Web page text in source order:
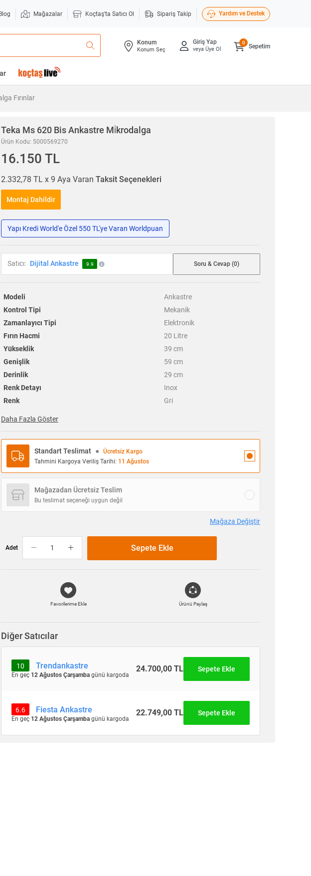
Mağazalar Koçtaş'ta Satıcı Ol Sipariş Takip Yardım ve Destek
Konum
Konum Seç
Giriş Yap
veya Üye Ol Sepetim
0
Fırınlar
Teka Ms 620 Bis Ankastre Mi̇krodalga
Ürün Kodu: 5000569270
16.150 TL
2.332,78 TL x 9 Aya Varan Taksit Seçenekleri
Montaj Dahildir
Yapı Kredi World'e Özel 550 TL'ye Varan Worldpuan
Satıcı: Dijital Ankastre 9.9 Soru & Cevap (0)
Modeli
Ankastre
Kontrol Tipi
Mekanik
Zamanlayıcı Tipi
Elektronik
Fırın Hacmi
20 Litre
Yükseklik
39 cm
Genişlik
59 cm
Derinlik
29 cm
Renk Detayı
Inox
Renk
Gri
Daha Fazla Göster
Standart Teslimat ●
Ücretsiz Kargo
Tahmini Kargoya Veriliş Tarihi: 11 Ağustos
Mağazadan Ücretsiz Teslim
Bu teslimat seçeneği uygun değil
Mağaza Değiştir
Adet Sepete Ekle
Favorilerime Ekle Ürünü Paylaş
Diğer Satıcılar
10 Trendankastre
En geç 12 Ağustos Çarşamba günü kargoda
24.700,00 TL Sepete Ekle
6.6 Fiesta Ankastre
En geç 12 Ağustos Çarşamba günü kargoda
22.749,00 TL Sepete Ekle